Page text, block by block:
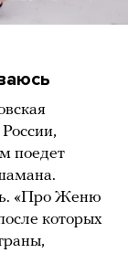
поедет
«Про Женю
которых